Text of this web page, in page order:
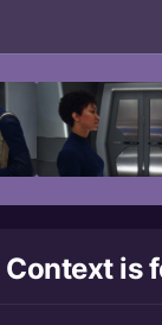
is